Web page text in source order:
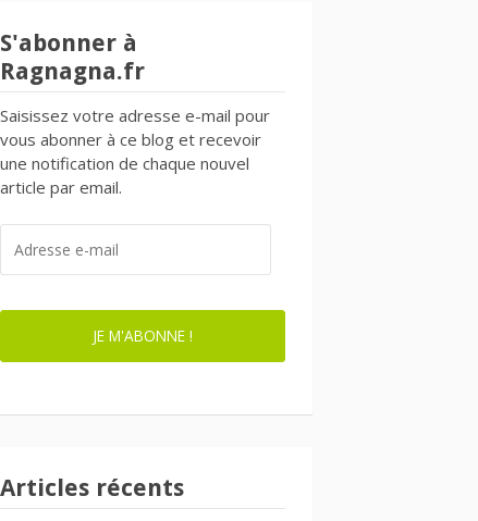
S'abonner à
Ragnagna.fr
Saisissez votre adresse e-mail pour
vous abonner à ce blog et recevoir
une notification de chaque nouvel
article par email.
MAIL
JE M'ABONNE !
Articles récents